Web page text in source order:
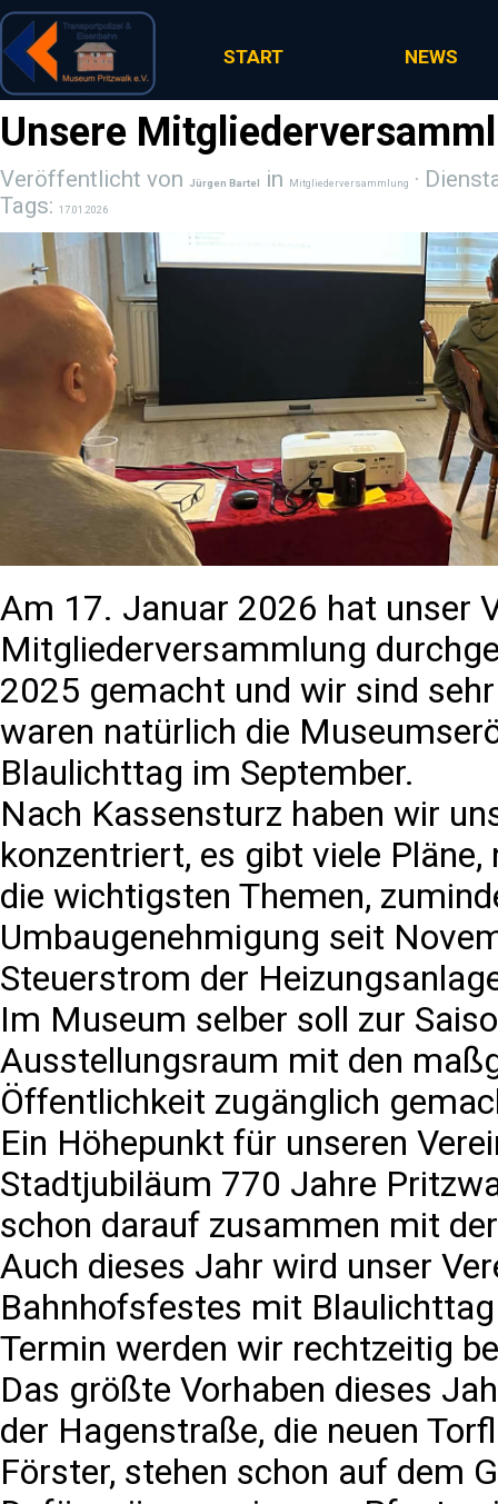
Direkt zum Seiteninhalt
START NEWS
Unsere
Veröffentlicht von Jürgen Bartel in Mitgliederversammlung
·
Tags: 17.01.2026
Am 17. Januar 2026 hat unser
Mitgliederversammlung
2025 gemacht und wir sind
waren natürlich die
Blaulichttag im September.
Nach Kassensturz haben wir
konzentriert, es gibt viele
die wichtigsten Themen,
Umbaugenehmigung seit
Steuerstrom der
Im Museum selber soll zur
Ausstellungsraum mit den
Öffentlichkeit zugänglich
Ein Höhepunkt für unseren
Stadtjubiläum 770 Jahre
schon darauf zusammen mit
Auch dieses Jahr wird unser
Bahnhofsfestes mit
Termin werden wir rechtzeitig
Das größte Vorhaben dieses
der Hagenstraße, die neuen
Förster, stehen schon auf dem